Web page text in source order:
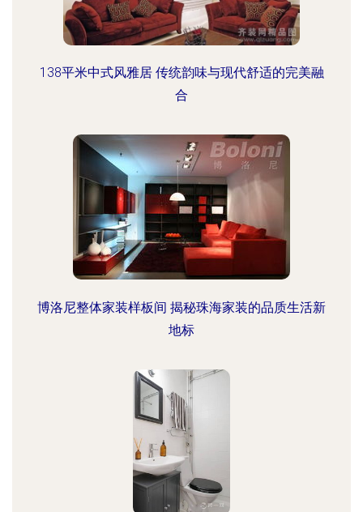
138平米中式风雅居 传统韵味与现代舒适的完美融
合
博洛尼整体家装样板间 揭秘珠海家装的品质生活新
地标